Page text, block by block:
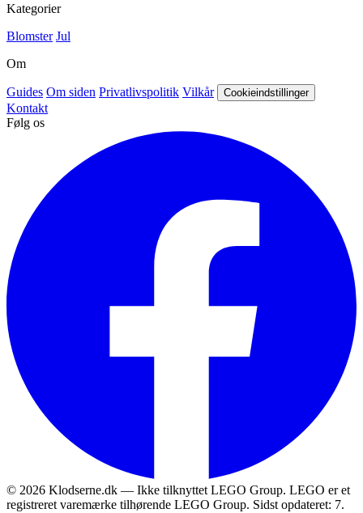
Kategorier
Blomster Jul
Om
Guides Om siden Privatlivspolitik Vilkår Cookieindstillinger
Kontakt
Følg os
© 2026 Klodserne.dk — Ikke tilknyttet LEGO Group. LEGO er et
registreret varemærke tilhørende LEGO Group. Sidst opdateret: 7.